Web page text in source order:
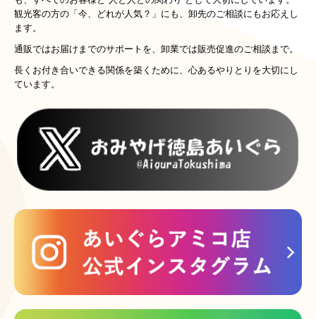
観光客の方の「今、どれが人気？」にも、卸先のご相談にもお応えし
ます。
通販ではお届けまでのサポートを、卸業では販売促進のご相談まで。
長くお付き合いできる関係を築くために、心あるやりとりを大切にし
ています。